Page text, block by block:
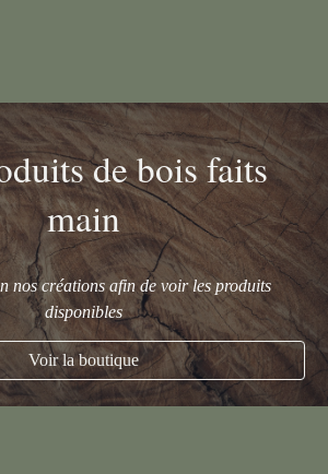
de bois faits
main
nos créations afin de voir les produits
disponibles
Voir la boutique